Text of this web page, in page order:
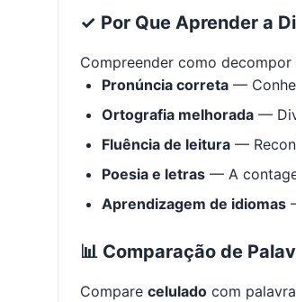
✓ Por Que Aprender a
Compreender como decompor
Pronúncia correta —
Ortografia melhorada —
Fluência de leitura —
Poesia e letras — A
Aprendizagem de idiomas
📊 Comparação de
Compare celulado com